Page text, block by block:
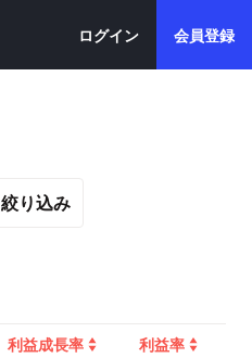
ログイン 会員登録
絞り込み
利益成長率 利益率